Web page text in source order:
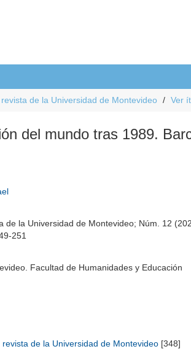
de la Universidad de Montevideo Ver
del mundo tras 1989.
de la Universidad de Montevideo; Núm. 12
251
Facultad de Humanidades y Educación
revista de la Universidad de Montevideo [348]